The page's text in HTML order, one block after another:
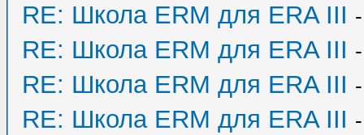
RE: Школа ERM для ERA III
RE: Школа ERM для ERA III
RE: Школа ERM для ERA III
RE: Школа ERM для ERA III